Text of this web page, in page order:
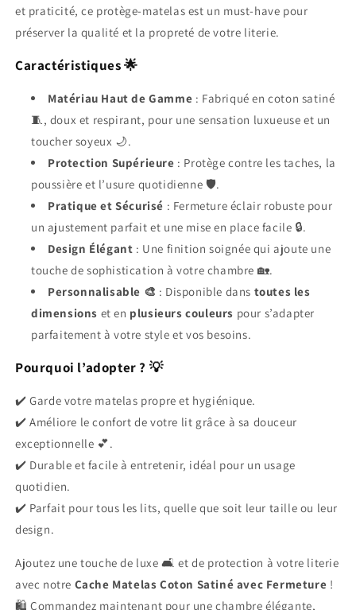
et praticité, ce protège-matelas est un must-have pour
préserver la qualité et la propreté de votre literie.
Caractéristiques 🌟
Matériau Haut de Gamme : Fabriqué en coton satiné
🧵, doux et respirant, pour une sensation luxueuse et un
toucher soyeux 🌙.
Protection Supérieure : Protège contre les taches, la
poussière et l’usure quotidienne 🛡️.
Pratique et Sécurisé : Fermeture éclair robuste pour
un ajustement parfait et une mise en place facile 🔒.
Design Élégant : Une finition soignée qui ajoute une
touche de sophistication à votre chambre 🏡.
Personnalisable 🎨 : Disponible dans toutes les
dimensions et en plusieurs couleurs pour s’adapter
parfaitement à votre style et vos besoins.
Pourquoi l’adopter ? 💡
✔️ Garde votre matelas propre et hygiénique.
✔️ Améliore le confort de votre lit grâce à sa douceur
exceptionnelle 💕.
✔️ Durable et facile à entretenir, idéal pour un usage
quotidien.
✔️ Parfait pour tous les lits, quelle que soit leur taille ou leur
design.
Ajoutez une touche de luxe 🛋️ et de protection à votre literie
avec notre Cache Matelas Coton Satiné avec Fermeture !
🛍️ Commandez maintenant pour une chambre élégante,